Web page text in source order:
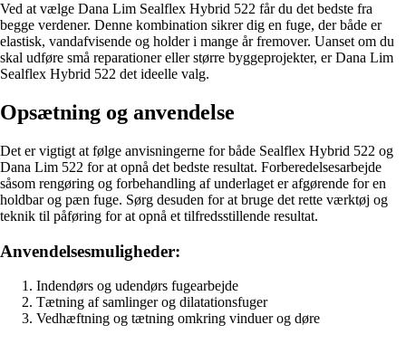
Ved at vælge Dana Lim Sealflex Hybrid 522 får du det bedste fra
begge verdener. Denne kombination sikrer dig en fuge, der både er
elastisk, vandafvisende og holder i mange år fremover. Uanset om du
skal udføre små reparationer eller større byggeprojekter, er Dana Lim
Sealflex Hybrid 522 det ideelle valg.
Opsætning og anvendelse
Det er vigtigt at følge anvisningerne for både Sealflex Hybrid 522 og
Dana Lim 522 for at opnå det bedste resultat. Forberedelsesarbejde
såsom rengøring og forbehandling af underlaget er afgørende for en
holdbar og pæn fuge. Sørg desuden for at bruge det rette værktøj og
teknik til påføring for at opnå et tilfredsstillende resultat.
Anvendelsesmuligheder:
Indendørs og udendørs fugearbejde
Tætning af samlinger og dilatationsfuger
Vedhæftning og tætning omkring vinduer og døre